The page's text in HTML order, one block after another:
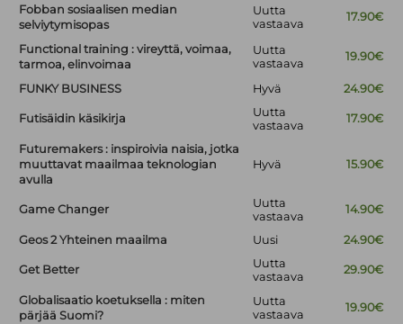
Fobban sosiaalisen median
selviytymisopas
Uutta
vastaava
17.90€
Functional training : vireyttä, voimaa,
tarmoa, elinvoimaa
Uutta
vastaava
19.90€
FUNKY BUSINESS Hyvä 24.90€
Futisäidin käsikirja
Uutta
vastaava
17.90€
Futuremakers : inspiroivia naisia, jotka
muuttavat maailmaa teknologian
avulla
Hyvä 15.90€
Game Changer
Uutta
vastaava
14.90€
Geos 2 Yhteinen maailma Uusi 24.90€
Get Better
Uutta
vastaava
29.90€
Globalisaatio koetuksella : miten
pärjää Suomi?
Uutta
vastaava
19.90€